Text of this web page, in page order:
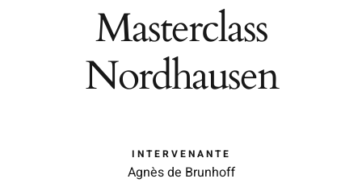
Masterclass
Nordhausen
INTERVENANTE
Agnès de Brunhoff